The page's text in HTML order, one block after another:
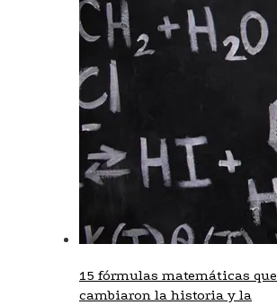
15 fórmulas matemáticas que
cambiaron la historia y la